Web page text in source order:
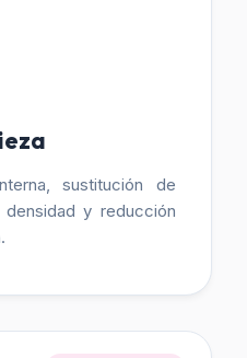
sustitución de
y reducción